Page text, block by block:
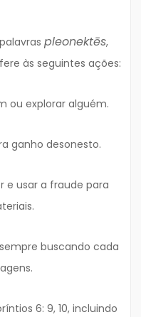
pleonektēs,
às seguintes ações:
explorar alguém.
ganho desonesto.
usar a fraude para
buscando cada
6: 9, 10, incluindo